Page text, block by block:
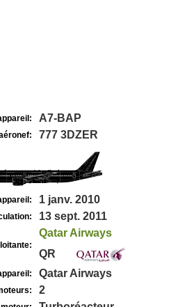
A7-BAP
777 3DZER
1 janv. 2010
13 sept. 2011
Qatar Airways
QR
Qatar Airways
2